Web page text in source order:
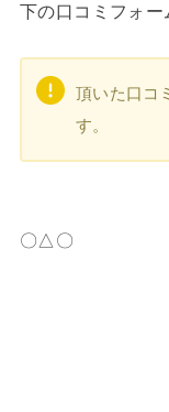
下の口コミフォー
頂いた口コ
す。
〇△〇